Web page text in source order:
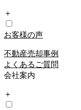
＋
お客様の声
不動産売却事例
よくあるご質問
会社案内
＋